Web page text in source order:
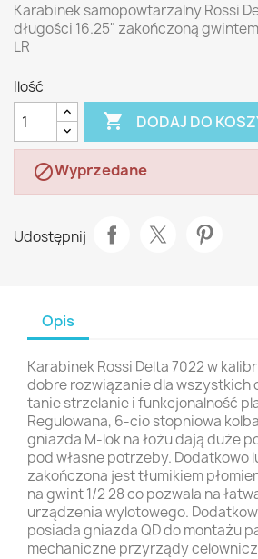
Karabinek samopowtarzalny Rossi
długości 16.25" zakończoną
LR
Ilość
 DODAJ DO
Wyprzedane
Udostępnij
Opis
Karabinek Rossi Delta 7022 w
dobre rozwiązanie dla wszystkich
tanie strzelanie i funkcjonalność
Regulowana, 6-cio stopniowa
gniazda M-lok na łożu dają duże
pod własne potrzeby. Dodatkowo
zakończona jest tłumikiem
na gwint 1/2 28 co pozwala na
urządzenia wylotowego.
posiada gniazda QD do montażu
mechaniczne przyrządy